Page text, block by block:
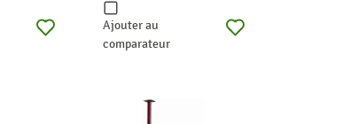
Ajouter au
comparateur